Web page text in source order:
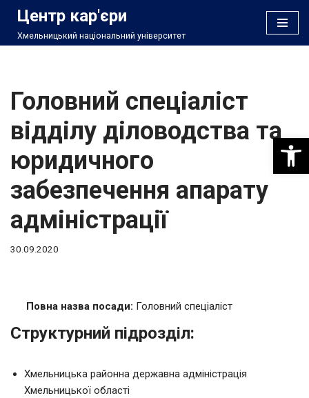
Перейти
Центр кар'єри
Хмельницький національний університет
Головний спеціаліст
відділу діловодства та
юридичного
забезпечення апарату
адміністрації
30.09.2020
Повна назва посади: Головний спеціаліст
Структурний підрозділ:
Хмельницька районна державна адміністрація
Хмельницької області